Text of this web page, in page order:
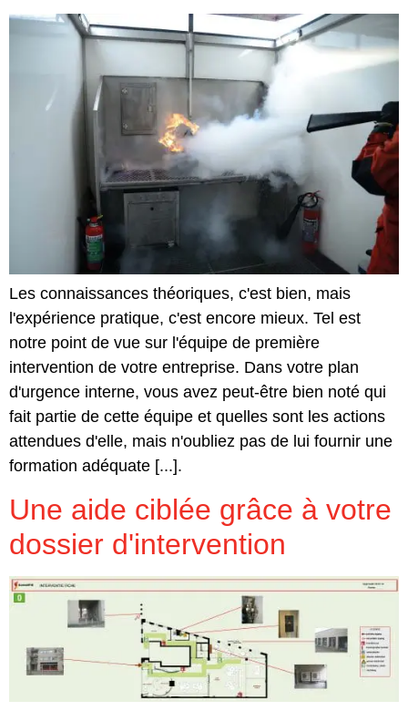
Les connaissances théoriques, c'est bien, mais
l'expérience pratique, c'est encore mieux. Tel est
notre point de vue sur l'équipe de première
intervention de votre entreprise. Dans votre plan
d'urgence interne, vous avez peut-être bien noté qui
fait partie de cette équipe et quelles sont les actions
attendues d'elle, mais n'oubliez pas de lui fournir une
formation adéquate [...].
Une aide ciblée grâce à votre
dossier d'intervention